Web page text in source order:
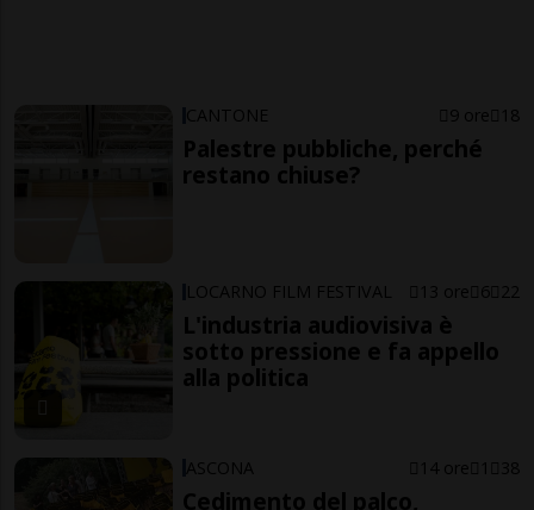
CANTONE 9 ore 18
Palestre pubbliche, perché
restano chiuse?
LOCARNO FILM FESTIVAL 13 ore 6 22
L'industria audiovisiva è
sotto pressione e fa appello
alla politica
ASCONA 14 ore 1 38
Cedimento del palco,